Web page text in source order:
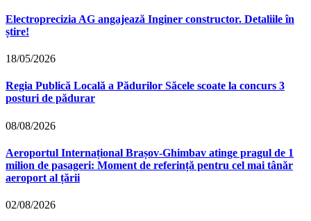
Electroprecizia AG angajează Inginer constructor. Detaliile în
știre!
18/05/2026
Regia Publică Locală a Pădurilor Săcele scoate la concurs 3
posturi de pădurar
08/08/2026
Aeroportul Internațional Brașov‑Ghimbav atinge pragul de 1
milion de pasageri: Moment de referință pentru cel mai tânăr
aeroport al țării
02/08/2026